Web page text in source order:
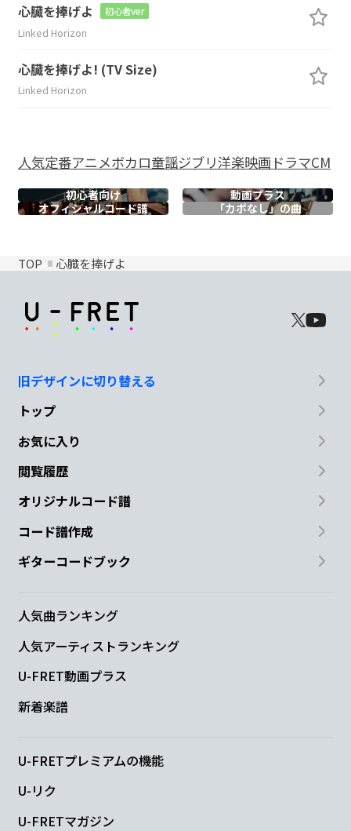
心臓を捧げよ 初心者ver
Linked Horizon
心臓を捧げよ! (TV Size)
Linked Horizon
人気定番アニメボカロ童謡ジブリ洋楽映画ドラマCM
初心者向け
動画プラス
オフィシャルコード譜 「カポなし」の曲
TOP 心臓を捧げよ
旧デザインに切り替える
トップ
お気に入り
閲覧履歴
オリジナルコード譜
コード譜作成
ギターコードブック
人気曲ランキング
人気アーティストランキング
U-FRET動画プラス
新着楽譜
U-FRETプレミアムの機能
U-リク
U-FRETマガジン